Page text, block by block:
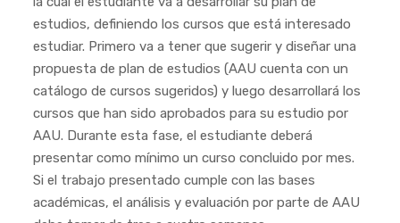
estudios, definiendo los cursos que está interesado
estudiar. Primero va a tener que sugerir y diseñar una
propuesta de plan de estudios (AAU cuenta con un
catálogo de cursos sugeridos) y luego desarrollará los
cursos que han sido aprobados para su estudio por
AAU. Durante esta fase, el estudiante deberá
presentar como mínimo un curso concluido por mes.
Si el trabajo presentado cumple con las bases
académicas, el análisis y evaluación por parte de AAU